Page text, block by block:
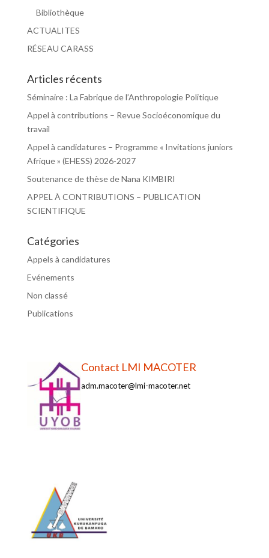
Bibliothèque
ACTUALITES
RÉSEAU CARASS
Articles récents
Séminaire : La Fabrique de l’Anthropologie Politique
Appel à contributions – Revue Socioéconomique du
travail
Appel à candidatures – Programme « Invitations juniors
Afrique » (EHESS) 2026-2027
Soutenance de thèse de Nana KIMBIRI
APPEL À CONTRIBUTIONS – PUBLICATION
SCIENTIFIQUE
Catégories
Appels à candidatures
Evénements
Non classé
Publications
Contact LMI MACOTER
adm.macoter@lmi-macoter.net